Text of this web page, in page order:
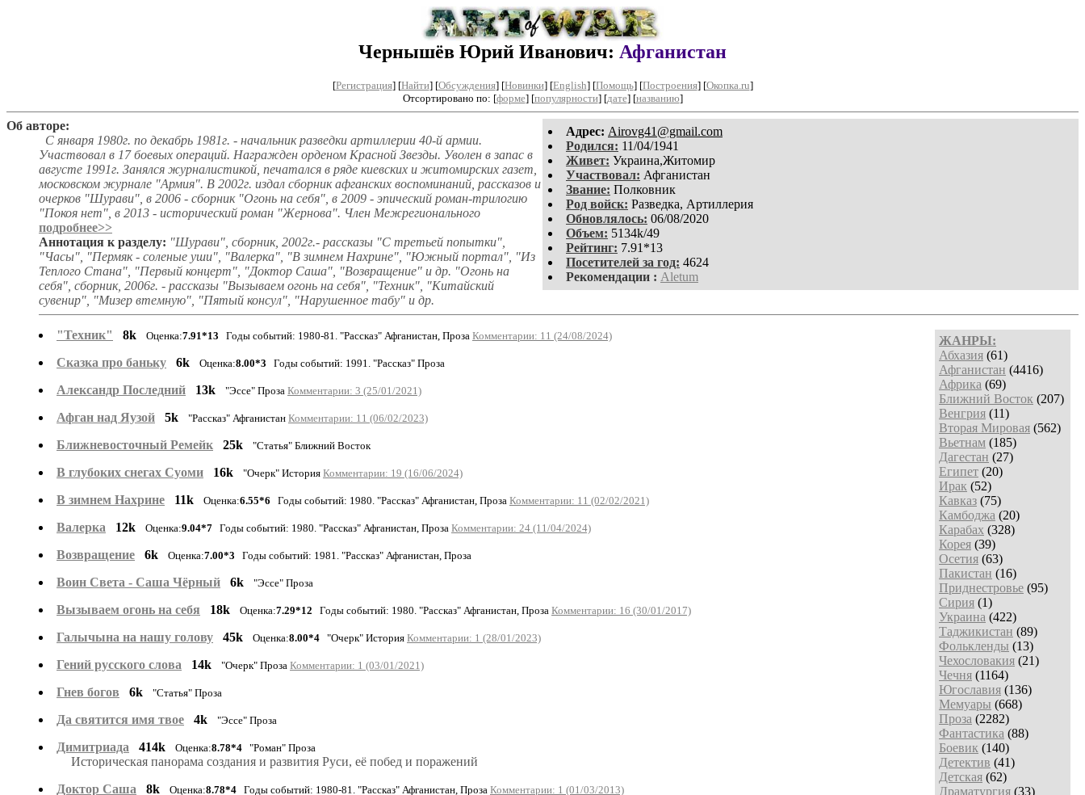
Чернышёв Юрий Иванович: Афганистан
[Регистрация] [Найти] [Обсуждения] [Новинки] [English] [Помощь] [Построения] [Окопка.ru]
Отсортировано по: [форме] [популярности] [дате] [названию]
Aдpeс: Airovg41@gmail.com
Родился: 11/04/1941
Живет: Украина,Житомир
Участвовал: Афганистан
Звание: Полковник
Род войск: Разведка, Артиллерия
Обновлялось: 06/08/2020
Объем: 5134k/49
Рейтинг: 7.91*13
Посетителей за год: 4624
Рекомендации : Aletum
Об авторе:
С января 1980г. по декабрь 1981г. - начальник разведки артиллерии 40-й армии.
Участвовал в 17 боевых операций. Награжден орденом Красной Звезды. Уволен в запас в
августе 1991г. Занялся журналистикой, печатался в ряде киевских и житомирских газет,
московском журнале "Армия". В 2002г. издал сборник афганских воспоминаний, рассказов и
очерков "Шурави", в 2006 - сборник "Огонь на себя", в 2009 - эпический роман-трилогию
"Покоя нет", в 2013 - исторический роман "Жернова". Член Межрегионального
подробнее>>
Аннотация к разделу: "Шурави", сборник, 2002г.- рассказы "С третьей попытки",
"Часы", "Пермяк - соленые уши", "Валерка", "В зимнем Нахрине", "Южный портал", "Из
Теплого Стана", "Первый концерт", "Доктор Саша", "Возвращение" и др. "Огонь на
себя", сборник, 2006г. - рассказы "Вызываем огонь на себя", "Техник", "Китайский
сувенир", "Мизер втемную", "Пятый консул", "Нарушенное табу" и др.
ЖАНРЫ:
Абхазия (61)
Афганистан (4416)
Африка (69)
Ближний Восток (207)
Венгрия (11)
Вторая Мировая (562)
Вьетнам (185)
Дагестан (27)
Египет (20)
Ирак (52)
Кавказ (75)
Камбоджа (20)
Карабах (328)
Корея (39)
Осетия (63)
Пакистан (16)
Приднестровье (95)
Сирия (1)
Украина (422)
Таджикистан (89)
Фолькленды (13)
Чехословакия (21)
Чечня (1164)
Югославия (136)
Мемуары (668)
Проза (2282)
Фантастика (88)
Боевик (140)
Детектив (41)
Детская (62)
Драматургия (33)
"Техник" 8k Оценка:7.91*13 Годы событий: 1980-81. "Рассказ" Афганистан, Проза Комментарии: 11 (24/08/2024)
Cказка про баньку 6k Оценка:8.00*3 Годы событий: 1991. "Рассказ" Проза
Александр Последний 13k "Эссе" Проза Комментарии: 3 (25/01/2021)
Афган над Яузой 5k "Рассказ" Афганистан Комментарии: 11 (06/02/2023)
Ближневосточный Ремейк 25k "Статья" Ближний Восток
В глубоких снегах Суоми 16k "Очерк" История Комментарии: 19 (16/06/2024)
В зимнем Нахрине 11k Оценка:6.55*6 Годы событий: 1980. "Рассказ" Афганистан, Проза Комментарии: 11 (02/02/2021)
Валерка 12k Оценка:9.04*7 Годы событий: 1980. "Рассказ" Афганистан, Проза Комментарии: 24 (11/04/2024)
Возвращение 6k Оценка:7.00*3 Годы событий: 1981. "Рассказ" Афганистан, Проза
Воин Света - Саша Чёрный 6k "Эссе" Проза
Вызываем огонь на себя 18k Оценка:7.29*12 Годы событий: 1980. "Рассказ" Афганистан, Проза Комментарии: 16 (30/01/2017)
Галычына на нашу голову 45k Оценка:8.00*4 "Очерк" История Комментарии: 1 (28/01/2023)
Гений русского слова 14k "Очерк" Проза Комментарии: 1 (03/01/2021)
Гнев богов 6k "Статья" Проза
Да святится имя твое 4k "Эссе" Проза
Димитриада 414k Оценка:8.78*4 "Роман" Проза
Историческая панорама создания и развития Руси, её побед и поражений
Доктор Саша
8k Оценка:8.78*4 Годы событий: 1980-81. "Рассказ" Афганистан, Проза Комментарии: 1 (01/03/2013)